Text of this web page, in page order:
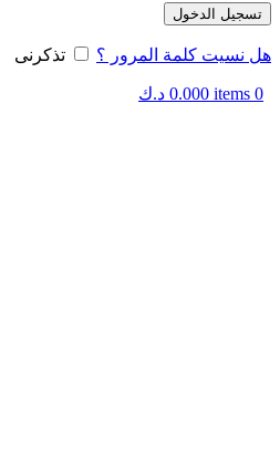
تسجيل الدخول
هل نسيت كلمة المرور ؟ تذكرنى
0
items
0.000 د.ك